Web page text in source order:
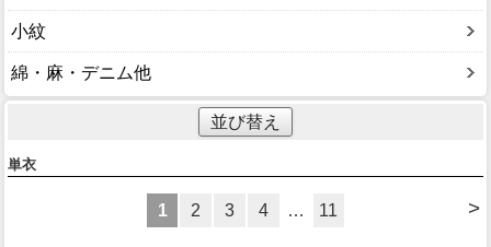
小紋
綿・麻・デニム他
並び替え
単衣
>
1 2 3 4 … 11